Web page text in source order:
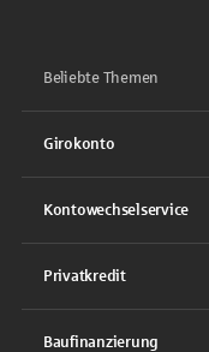
Beliebte Themen
Girokonto
Kontowechselservice
Privatkredit
Baufinanzierung